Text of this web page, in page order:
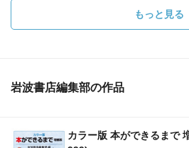
もっと見る
岩波書店編集部の作品
カラー版 本ができるまで